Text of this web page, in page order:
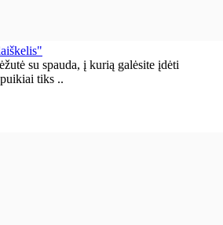
su spauda, į kurią galėsite įdėti
tiks ..